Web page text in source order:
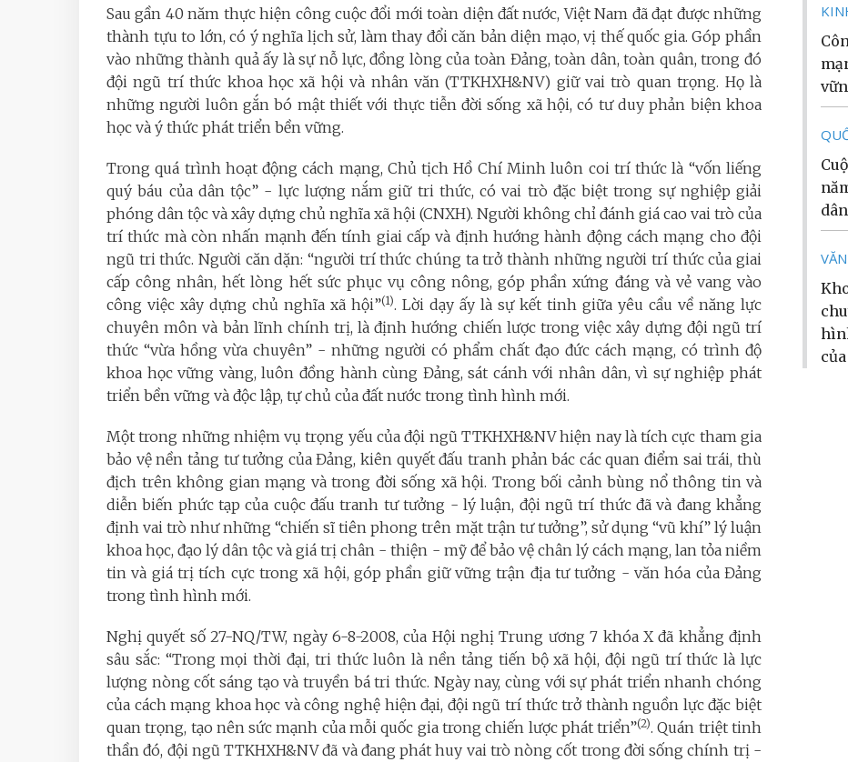
Sau gần 40 năm thực hiện công cuộc đổi mới toàn diện đất nước, Việt Nam đã đạt được những
thành tựu to lớn, có ý nghĩa lịch sử, làm thay đổi căn bản diện mạo, vị thế quốc gia. Góp phần
vào những thành quả ấy là sự nỗ lực, đồng lòng của toàn Đảng, toàn dân, toàn quân, trong đó
đội ngũ trí thức khoa học xã hội và nhân văn (TTKHXH&NV) giữ vai trò quan trọng. Họ là
những người luôn gắn bó mật thiết với thực tiễn đời sống xã hội, có tư duy phản biện khoa
học và ý thức phát triển bền vững.
Trong quá trình hoạt động cách mạng, Chủ tịch Hồ Chí Minh luôn coi trí thức là “vốn liếng
quý báu của dân tộc” - lực lượng nắm giữ tri thức, có vai trò đặc biệt trong sự nghiệp giải
phóng dân tộc và xây dựng chủ nghĩa xã hội (CNXH). Người không chỉ đánh giá cao vai trò của
trí thức mà còn nhấn mạnh đến tính giai cấp và định hướng hành động cách mạng cho đội
ngũ tri thức. Người căn dặn: “người trí thức chúng ta trở thành những người trí thức của giai
cấp công nhân, hết lòng hết sức phục vụ công nông, góp phần xứng đáng và vẻ vang vào
công việc xây dựng chủ nghĩa xã hội”(1). Lời dạy ấy là sự kết tinh giữa yêu cầu về năng lực
chuyên môn và bản lĩnh chính trị, là định hướng chiến lược trong việc xây dựng đội ngũ trí
thức “vừa hồng vừa chuyên” - những người có phẩm chất đạo đức cách mạng, có trình độ
khoa học vững vàng, luôn đồng hành cùng Đảng, sát cánh với nhân dân, vì sự nghiệp phát
triển bền vững và độc lập, tự chủ của đất nước trong tình hình mới.
Một trong những nhiệm vụ trọng yếu của đội ngũ TTKHXH&NV hiện nay là tích cực tham gia
bảo vệ nền tảng tư tưởng của Đảng, kiên quyết đấu tranh phản bác các quan điểm sai trái, thù
địch trên không gian mạng và trong đời sống xã hội. Trong bối cảnh bùng nổ thông tin và
diễn biến phức tạp của cuộc đấu tranh tư tưởng - lý luận, đội ngũ trí thức đã và đang khẳng
định vai trò như những “chiến sĩ tiên phong trên mặt trận tư tưởng”, sử dụng “vũ khí” lý luận
khoa học, đạo lý dân tộc và giá trị chân - thiện - mỹ để bảo vệ chân lý cách mạng, lan tỏa niềm
tin và giá trị tích cực trong xã hội, góp phần giữ vững trận địa tư tưởng - văn hóa của Đảng
trong tình hình mới.
Nghị quyết số 27-NQ/TW, ngày 6-8-2008, của Hội nghị Trung ương 7 khóa X đã khẳng định
sâu sắc: “Trong mọi thời đại, tri thức luôn là nền tảng tiến bộ xã hội, đội ngũ trí thức là lực
lượng nòng cốt sáng tạo và truyền bá tri thức. Ngày nay, cùng với sự phát triển nhanh chóng
của cách mạng khoa học và công nghệ hiện đại, đội ngũ trí thức trở thành nguồn lực đặc biệt
quan trọng, tạo nên sức mạnh của mỗi quốc gia trong chiến lược phát triển”(2). Quán triệt tinh
thần đó, đội ngũ TTKHXH&NV đã và đang phát huy vai trò nòng cốt trong đời sống chính trị -